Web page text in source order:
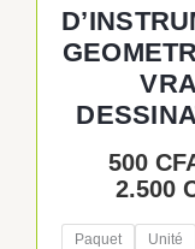
500
2.500
Paquet Unité
la
du